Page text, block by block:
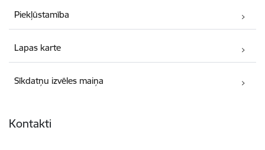
Piekļūstamība
Lapas karte
Sīkdatņu izvēles maiņa
Kontakti